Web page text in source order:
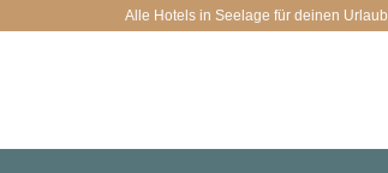
Alle Hotels in Seelage für deinen Urlaub